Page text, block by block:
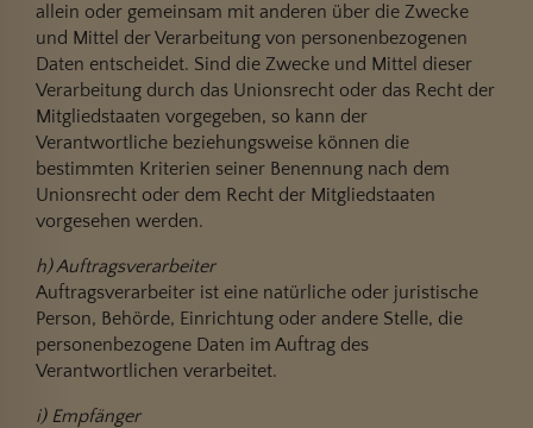
allein oder gemeinsam mit anderen über die Zwecke
und Mittel der Verarbeitung von personenbezogenen
Daten entscheidet. Sind die Zwecke und Mittel dieser
Verarbeitung durch das Unionsrecht oder das Recht der
Mitgliedstaaten vorgegeben, so kann der
Verantwortliche beziehungsweise können die
bestimmten Kriterien seiner Benennung nach dem
Unionsrecht oder dem Recht der Mitgliedstaaten
vorgesehen werden.
h) Auftragsverarbeiter
Auftragsverarbeiter ist eine natürliche oder juristische
Person, Behörde, Einrichtung oder andere Stelle, die
personenbezogene Daten im Auftrag des
Verantwortlichen verarbeitet.
i) Empfänger